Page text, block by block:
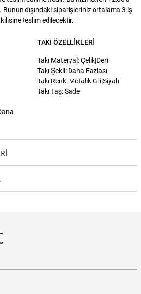
dışındaki siparişleriniz ortalama 3 iş
teslim edilecektir.
TAKI ÖZELLIKLERI
Takı Materyal: Çelik|Deri
Takı Şekil: Daha Fazlası
Takı Renk: Metalik Gri|Siyah
Takı Taş: Sade